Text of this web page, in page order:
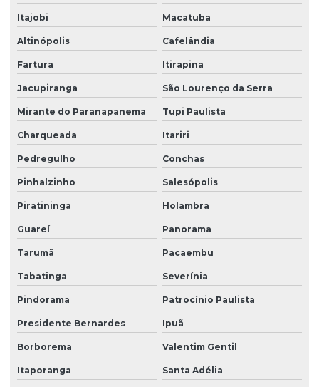
Torre de monitoramento
Trabalho em altura limpeza de fachada
Trabalho em altura limpeza de vidros
Zelador terceirizado
Zeladoria condominial
Zeladoria de condomínios
Zeladoria e limpeza
Itajobi Macatuba
Altinópolis Cafelândia
Fartura Itirapina
Jacupiranga São Lourenço da Serra
Mirante do Paranapanema Tupi Paulista
Charqueada Itariri
Pedregulho Conchas
Pinhalzinho Salesópolis
Piratininga Holambra
Guareí Panorama
Tarumã Pacaembu
Tabatinga Severínia
Pindorama Patrocínio Paulista
Presidente Bernardes Ipuã
Borborema Valentim Gentil
Itaporanga Santa Adélia